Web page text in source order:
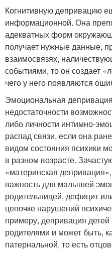
Когнитивную депривацию
информационной. Она
адекватных форм
получает нужные данные,
взаимосвязях,
событиями, то он создает
чего у него появляются
Эмоциональная
недостаточности
либо личности интимно-
распад связи, если она
видом состояния психики
в разном возрасте.
«материнская
важность для малышей
родительницей, дефицит
цепочке нарушений
примеру, депривация детей
родителями и может быть,
патернальной, то есть